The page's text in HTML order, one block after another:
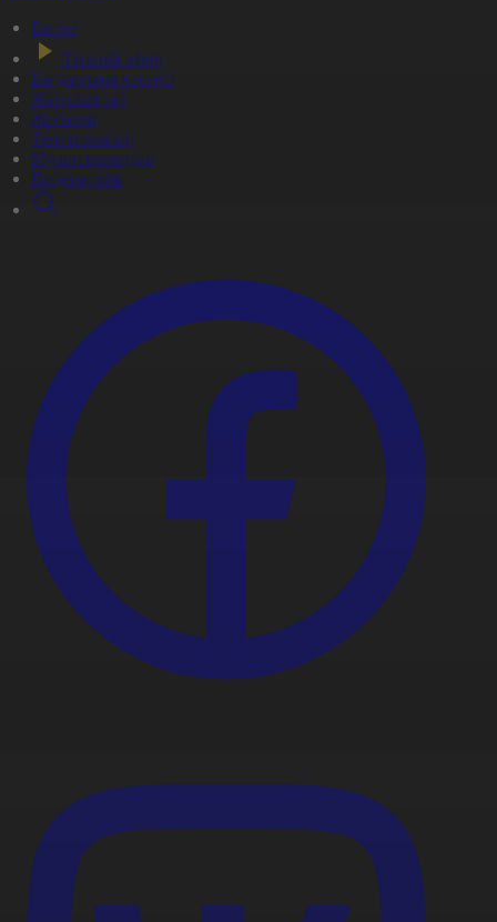
Басты
Тікелей эфир
Бағдарлама кестесі
Жаңалықтар
Жобалар
Телехикаялар
Мультсериалдар
Видеоархив